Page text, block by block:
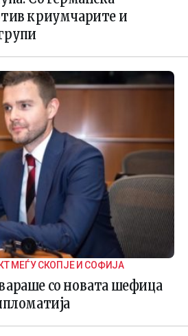
криумчарите и
МЕЃУ СКОПЈЕ И СОФИЈА
со новата шефица